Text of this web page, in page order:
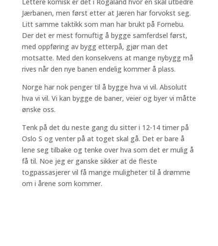
Jærbanen, men først etter at Jæren har forvokst seg.
Litt samme taktikk som man har brukt på Fornebu.
Der det er mest fornuftig å bygge samferdsel først,
med oppføring av bygg etterpå, gjør man det
motsatte. Med den konsekvens at mange nybygg må
rives når den nye banen endelig kommer å plass.
Norge har nok penger til å bygge hva vi vil. Absolutt
hva vi vil. Vi kan bygge de baner, veier og byer vi måtte
ønske oss.
Tenk på det du neste gang du sitter i 12-14 timer på
Oslo S og venter på at toget skal gå. Det er bare å
lene seg tilbake og tenke over hva som det er mulig å
få til. Noe jeg er ganske sikker at de fleste
togpassasjerer vil få mange muligheter til å drømme
om i årene som kommer.